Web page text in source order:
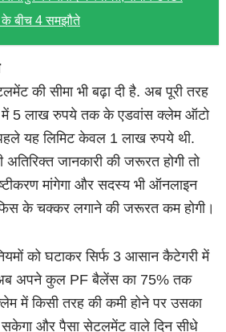
के बीच 4 समझौते
की सीमा भी बढ़ा दी है. अब पूरी तरह
में 5 लाख रुपये तक के एडवांस क्लेम ऑटो
यह लिमिट केवल 1 लाख रुपये थी.
जानकारी की जरूरत होगी तो
मांगेगा और सदस्य भी ऑनलाइन
के चक्कर लगाने की जरूरत कम होगी।
को घटाकर सिर्फ 3 आसान कैटेगरी में
अब अपने कुल PF बैलेंस का 75% तक
में किसी तरह की कमी होने पर उसका
सकेगा और पैसा सेटलमेंट वाले दिन सीधे